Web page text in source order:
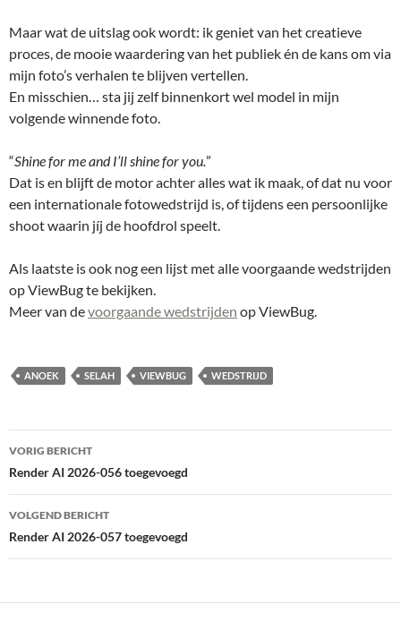
Maar wat de uitslag ook wordt: ik geniet van het creatieve
proces, de mooie waardering van het publiek én de kans om via
mijn foto’s verhalen te blijven vertellen.
En misschien… sta jij zelf binnenkort wel model in mijn
volgende winnende foto.
“Shine for me and I’ll shine for you.”
Dat is en blijft de motor achter alles wat ik maak, of dat nu voor
een internationale fotowedstrijd is, of tijdens een persoonlijke
shoot waarin jíj de hoofdrol speelt.
Als laatste is ook nog een lijst met alle voorgaande wedstrijden
op ViewBug te bekijken.
Meer van devoorgaande wedstrijden op ViewBug.
ANOEK SELAH VIEWBUG WEDSTRIJD
Bericht
navigatie
VORIG BERICHT
Render AI 2026-056 toegevoegd
VOLGEND BERICHT
Render AI 2026-057 toegevoegd